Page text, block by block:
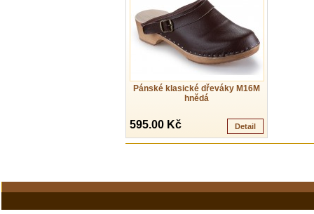
Pánské klasické dřeváky M16M
hnědá
595.00 Kč Detail